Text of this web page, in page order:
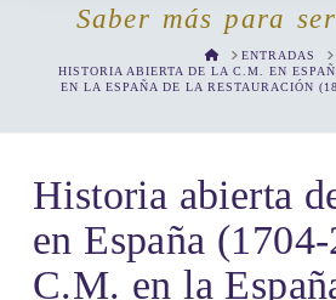
Saber más para
HOMEENTRADAS
HISTORIA ABIERTA DE LA C.M. EN
EN LA ESPAÑA DE LA RESTAURACIÓN
Historia abierta
en España
C.M. en la